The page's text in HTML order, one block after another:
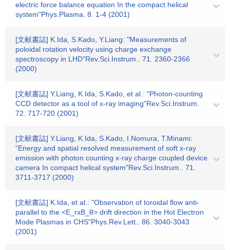
electric force balance equation In the compact helical
system"Phys.Plasma. 8. 1-4 (2001)
[文献書誌] K.Ida, S.Kado, Y.Liang: "Measurements of
poloidal rotation velocity using charge exchange
spectroscopy in LHD"Rev.Sci.Instrum.. 71. 2360-2366
(2000)
[文献書誌] Y.Liang, K.Ida, S.Kado, et al.: "Photon-counting
CCD detector as a tool of x-ray imaging"Rev.Sci.Instrum.
72. 717-720 (2001)
[文献書誌] Y.Liang, K.Ida, S.Kado, I.Nomura, T.Minami:
"Energy and spatial resolved measurement of soft x-ray
emission with photon counting x-ray charge coupled device
camera In compact helical system"Rev.Sci.Instrum.. 71.
3711-3717 (2000)
[文献書誌] K.Ida, et al.: "Observation of toroidal flow anti-
parallel to the <E_rxB_θ> drift direction in the Hot Electron
Mode Plasmas in CHS"Phys.Rev.Lett.. 86. 3040-3043
(2001)